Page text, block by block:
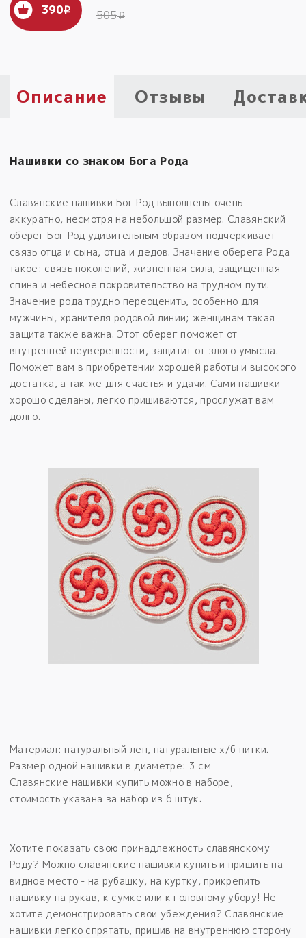
Пыльный сундучок
Новинки
Безоплатная доставка
Оберег в подарок
к заказу от 3 тыс. руб.
390i 505i
Описание Отзывы
Нашивки со знаком Бога Рода
Славянские нашивки Бог Род выполнены очень
аккуратно, несмотря на небольшой размер. Славянский
оберег Бог Род удивительным образом подчеркивает
связь отца и сына, отца и дедов. Значение оберега Рода
такое: связь поколений, жизненная сила, защищенная
спина и небесное покровительство на трудном пути.
Значение рода трудно переоценить, особенно для
мужчины, хранителя родовой линии; женщинам такая
защита также важна. Этот оберег поможет от
внутренней неуверенности, защитит от злого умысла.
Поможет вам в приобретении хорошей работы и высокого
достатка, а так же для счастья и удачи. Сами нашивки
хорошо сделаны, легко пришиваются, прослужат вам
долго.
Материал: натуральный лен, натуральные х/б нитки.
Размер одной нашивки в диаметре: 3 см
Славянские нашивки купить можно в наборе,
стоимость указана за набор из 6 штук.
Хотите показать свою принадлежность славянскому
Роду? Можно славянские нашивки купить и пришить на
видное место - на рубашку, на куртку, прикрепить
нашивку на рукав, к сумке или к головному убору! Не
хотите демонстрировать свои убеждения? Славянские
нашивки легко спрятать, пришив на внутреннюю сторону